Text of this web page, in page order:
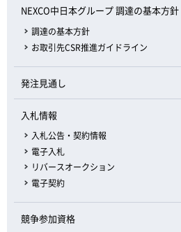
NEXCO中日本グループ 調達の基本方針
調達の基本方針
お取引先CSR推進ガイドライン
発注見通し
入札情報
入札公告・契約情報
電子入札
リバースオークション
電子契約
競争参加資格